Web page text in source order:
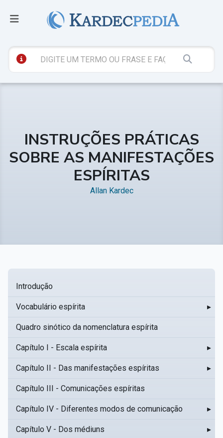
INSTRUÇÕES PRÁTICAS
SOBRE AS MANIFESTAÇÕES
ESPÍRITAS
Allan Kardec
Introdução
Vocabulário espírita ▸
Quadro sinótico da nomenclatura espírita
Capítulo I - Escala espírita ▸
Capítulo II - Das manifestações espíritas ▸
Capítulo III - Comunicações espíritas
Capítulo IV - Diferentes modos de comunicação ▸
Capítulo V - Dos médiuns ▸